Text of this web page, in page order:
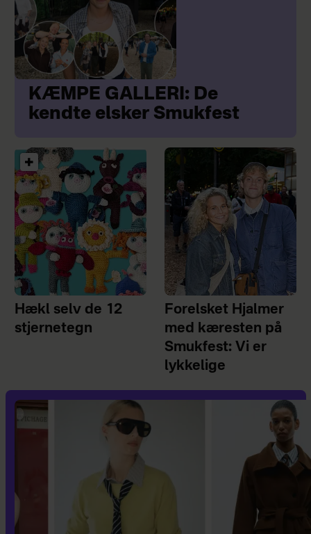
KÆMPE GALLERI: De
kendte elsker Smukfest
Hækl selv de 12
stjernetegn
Forelsket Hjalmer
med kæresten på
Smukfest: Vi er
lykkelige